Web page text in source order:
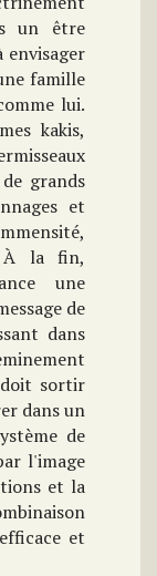
un être
envisager
famille
lui.
kakis,
grands
et
À la fin,
une
de
dans
sortir
dans un
de
l'image
et la
et